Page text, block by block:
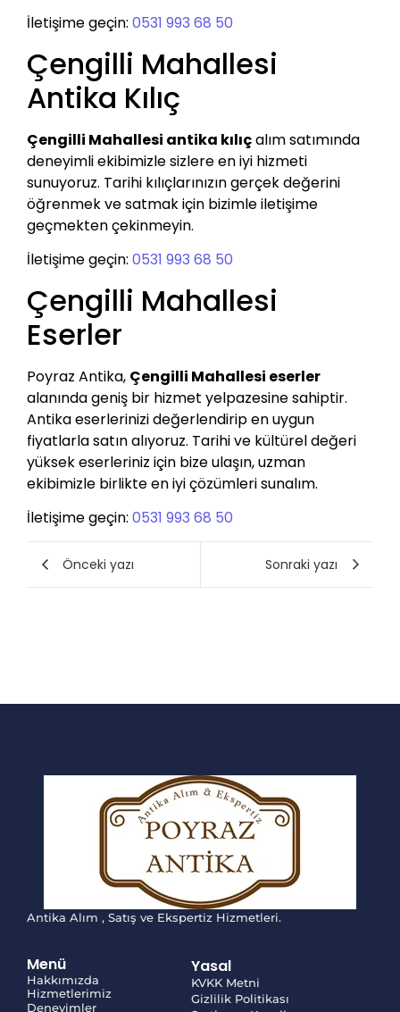
İletişime geçin: 0531 993 68 50
Çengilli Mahallesi
Antika Kılıç
Çengilli Mahallesi antika kılıçalım satımında
deneyimli ekibimizle sizlere en iyi hizmeti
sunuyoruz. Tarihi kılıçlarınızın gerçek değerini
öğrenmek ve satmak için bizimle iletişime
geçmekten çekinmeyin.
İletişime geçin: 0531 993 68 50
Çengilli Mahallesi
Eserler
Poyraz Antika, Çengilli Mahallesi eserler
alanında geniş bir hizmet yelpazesine sahiptir.
Antika eserlerinizi değerlendirip en uygun
fiyatlarla satın alıyoruz. Tarihi ve kültürel değeri
yüksek eserleriniz için bize ulaşın, uzman
ekibimizle birlikte en iyi çözümleri sunalım.
İletişime geçin: 0531 993 68 50
Önceki yazı Sonraki yazı
Antika Alım , Satış ve Ekspertiz Hizmetleri.
Menü
Hakkımızda
Hizmetlerimiz
Deneyimler
Yasal
KVKK Metni
Gizlilik Politikası